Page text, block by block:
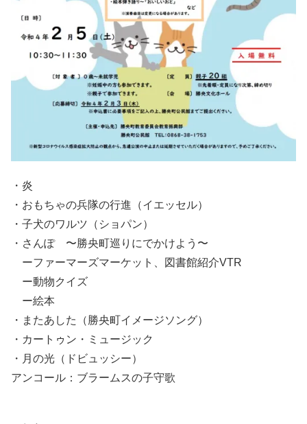
・炎
・おもちゃの兵隊の行進（イエッセル）
・子犬のワルツ（ショパン）
・さんぽ 〜勝央町巡りにでかけよう〜
ーファーマーズマーケット、図書館紹介VTR
ー動物クイズ
ー絵本
・またあした（勝央町イメージソング）
・カートゥン・ミュージック
・月の光（ドビュッシー）
アンコール：ブラームスの子守歌